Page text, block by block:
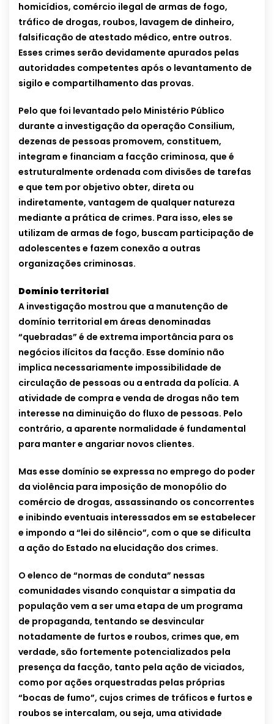
homicídios, comércio ilegal de armas de fogo,
tráfico de drogas, roubos, lavagem de dinheiro,
falsificação de atestado médico, entre outros.
Esses crimes serão devidamente apurados pelas
autoridades competentes após o levantamento de
sigilo e compartilhamento das provas.
Pelo que foi levantado pelo Ministério Público
durante a investigação da operação Consilium,
dezenas de pessoas promovem, constituem,
integram e financiam a facção criminosa, que é
estruturalmente ordenada com divisões de tarefas
e que tem por objetivo obter, direta ou
indiretamente, vantagem de qualquer natureza
mediante a prática de crimes. Para isso, eles se
utilizam de armas de fogo, buscam participação de
adolescentes e fazem conexão a outras
organizações criminosas.
Domínio territorial
A investigação mostrou que a manutenção de
domínio territorial em áreas denominadas
“quebradas” é de extrema importância para os
negócios ilícitos da facção. Esse domínio não
implica necessariamente impossibilidade de
circulação de pessoas ou a entrada da polícia. A
atividade de compra e venda de drogas não tem
interesse na diminuição do fluxo de pessoas. Pelo
contrário, a aparente normalidade é fundamental
para manter e angariar novos clientes.
Mas esse domínio se expressa no emprego do poder
da violência para imposição de monopólio do
comércio de drogas, assassinando os concorrentes
e inibindo eventuais interessados em se estabelecer
e impondo a “lei do silêncio”, com o que se dificulta
a ação do Estado na elucidação dos crimes.
O elenco de “normas de conduta” nessas
comunidades visando conquistar a simpatia da
população vem a ser uma etapa de um programa
de propaganda, tentando se desvincular
notadamente de furtos e roubos, crimes que, em
verdade, são fortemente potencializados pela
presença da facção, tanto pela ação de viciados,
como por ações orquestradas pelas próprias
“bocas de fumo”, cujos crimes de tráficos e furtos e
roubos se intercalam, ou seja, uma atividade